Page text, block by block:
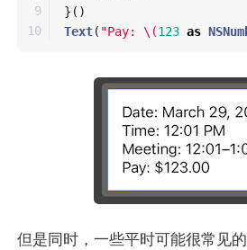
9
}()
Text( "Pay: \(123 as
但是同时，一些平时可能很常见